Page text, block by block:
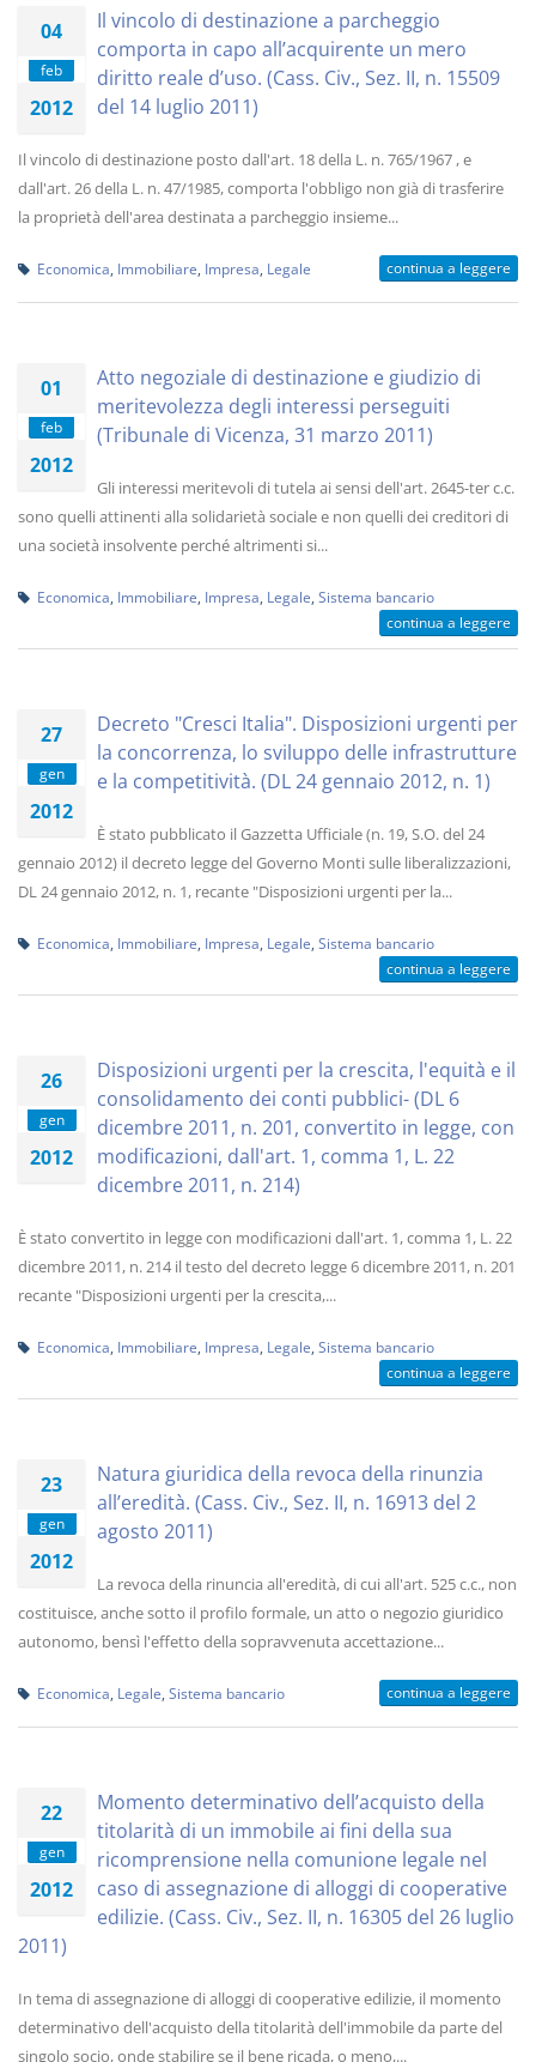
04
feb
2012
Il vincolo di destinazione a parcheggio
comporta in capo all’acquirente un mero
diritto reale d’uso. (Cass. Civ., Sez. II, n. 15509
del 14 luglio 2011)
Il vincolo di destinazione posto dall'art. 18 della L. n. 765/1967 , e
dall'art. 26 della L. n. 47/1985, comporta l'obbligo non già di trasferire
la proprietà dell'area destinata a parcheggio insieme...
Economica Immobiliare Impresa Legale continua a leggere
01
feb
2012
Atto negoziale di destinazione e giudizio di
meritevolezza degli interessi perseguiti
(Tribunale di Vicenza, 31 marzo 2011)
Gli interessi meritevoli di tutela ai sensi dell'art. 2645-ter c.c.
sono quelli attinenti alla solidarietà sociale e non quelli dei creditori di
una società insolvente perché altrimenti si...
Economica Immobiliare Impresa Legale Sistema bancario
continua a leggere
27
gen
2012
Decreto "Cresci Italia". Disposizioni urgenti per
la concorrenza, lo sviluppo delle infrastrutture
e la competitività. (DL 24 gennaio 2012, n. 1)
È stato pubblicato il Gazzetta Ufficiale (n. 19, S.O. del 24
gennaio 2012) il decreto legge del Governo Monti sulle liberalizzazioni,
DL 24 gennaio 2012, n. 1, recante "Disposizioni urgenti per la...
Economica Immobiliare Impresa Legale Sistema bancario
continua a leggere
26
gen
2012
Disposizioni urgenti per la crescita, l'equità e il
consolidamento dei conti pubblici- (DL 6
dicembre 2011, n. 201, convertito in legge, con
modificazioni, dall'art. 1, comma 1, L. 22
dicembre 2011, n. 214)
È stato convertito in legge con modificazioni dall'art. 1, comma 1, L. 22
dicembre 2011, n. 214 il testo del decreto legge 6 dicembre 2011, n. 201
recante "Disposizioni urgenti per la crescita,...
Economica Immobiliare Impresa Legale Sistema bancario
continua a leggere
23
gen
2012
Natura giuridica della revoca della rinunzia
all’eredità. (Cass. Civ., Sez. II, n. 16913 del 2
agosto 2011)
La revoca della rinuncia all'eredità, di cui all'art. 525 c.c., non
costituisce, anche sotto il profilo formale, un atto o negozio giuridico
autonomo, bensì l'effetto della sopravvenuta accettazione...
Economica Legale Sistema bancario continua a leggere
22
gen
2012
Momento determinativo dell’acquisto della
titolarità di un immobile ai fini della sua
ricomprensione nella comunione legale nel
caso di assegnazione di alloggi di cooperative
edilizie. (Cass. Civ., Sez. II, n. 16305 del 26 luglio
2011)
In tema di assegnazione di alloggi di cooperative edilizie, il momento
determinativo dell'acquisto della titolarità dell'immobile da parte del
singolo socio, onde stabilire se il bene ricada, o meno,...